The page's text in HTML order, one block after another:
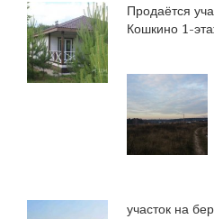
Продаётся
Кошкино 1-
участок на